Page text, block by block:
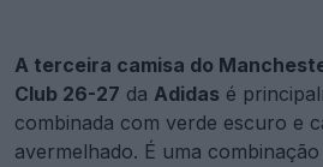
A terceira camisa do
Club 26-27 da Adidas é
combinada com verde escuro e
avermelhado. É uma